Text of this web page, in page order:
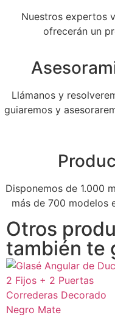
Nuestros expertos
ofrecerán un
Llámanos y
guiaremos y
Disponemos de 1.000
más de 700 modelos
Otros
también te